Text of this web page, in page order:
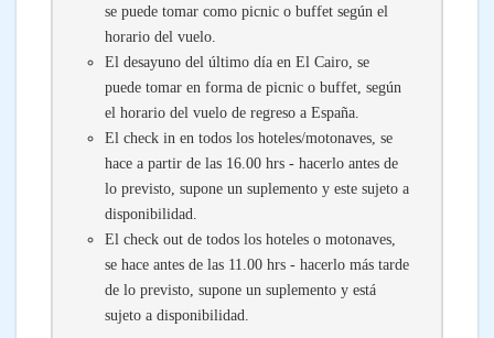
se puede tomar como picnic o buffet según el
horario del vuelo.
El desayuno del último día en El Cairo, se
puede tomar en forma de picnic o buffet, según
el horario del vuelo de regreso a España.
El check in en todos los hoteles/motonaves, se
hace a partir de las 16.00 hrs - hacerlo antes de
lo previsto, supone un suplemento y este sujeto a
disponibilidad.
El check out de todos los hoteles o motonaves,
se hace antes de las 11.00 hrs - hacerlo más tarde
de lo previsto, supone un suplemento y está
sujeto a disponibilidad.